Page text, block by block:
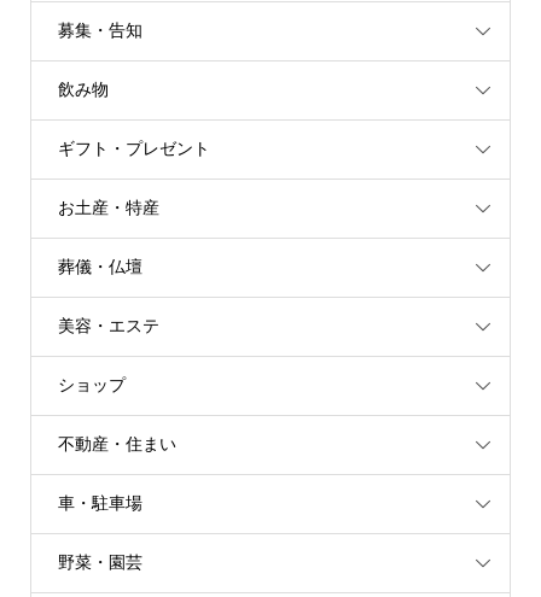
募集・告知
飲み物
ギフト・プレゼント
お土産・特産
葬儀・仏壇
美容・エステ
ショップ
不動産・住まい
車・駐車場
野菜・園芸